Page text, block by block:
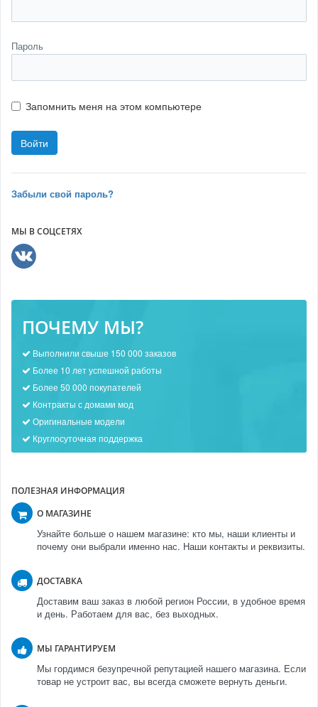
Пароль
Запомнить меня на этом компьютере
Забыли свой пароль?
МЫ В СОЦСЕТЯХ
ПОЧЕМУ МЫ?
Выполнили свыше 150 000 заказов
Более 10 лет успешной работы
Более 50 000 покупателей
Контракты с домами мод
Оригинальные модели
Круглосуточная поддержка
ПОЛЕЗНАЯ ИНФОРМАЦИЯ
О МАГАЗИНЕ
Узнайте больше о нашем магазине: кто мы, наши клиенты и
почему они выбрали именно нас. Наши контакты и реквизиты.
ДОСТАВКА
Доставим ваш заказ в любой регион России, в удобное время
и день. Работаем для вас, без выходных.
МЫ ГАРАНТИРУЕМ
Мы гордимся безупречной репутацией нашего магазина. Если
товар не устроит вас, вы всегда сможете вернуть деньги.